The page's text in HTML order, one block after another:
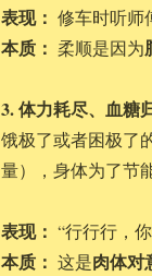
表现： 修车时听师
本质： 柔顺是因为
3. 体力耗尽、血糖
饿极了或者困极了
量），身体为了节
表现： “行行行，
本质： 这是肉体对